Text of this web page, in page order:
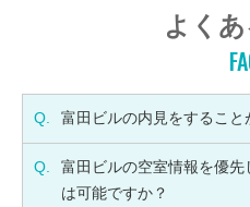
よく
Q. 富田ビルの内見をすること
Q.
富田ビルの空室情報を優先
は可能ですか？